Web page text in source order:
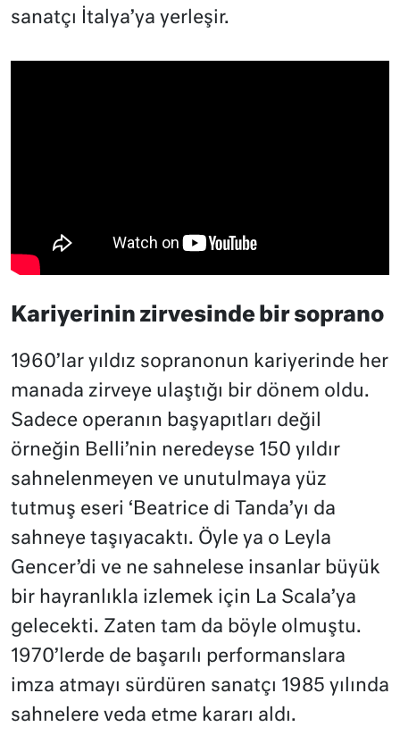
sanatçı İtalya’ya yerleşir.
Kariyerinin zirvesinde bir soprano
1960’lar yıldız sopranonun kariyerinde her
manada zirveye ulaştığı bir dönem oldu.
Sadece operanın başyapıtları değil
örneğin Belli’nin neredeyse 150 yıldır
sahnelenmeyen ve unutulmaya yüz
tutmuş eseri ‘Beatrice di Tanda’yı da
sahneye taşıyacaktı. Öyle ya o Leyla
Gencer’di ve ne sahnelese insanlar büyük
bir hayranlıkla izlemek için La Scala’ya
gelecekti. Zaten tam da böyle olmuştu.
1970’lerde de başarılı performanslara
imza atmayı sürdüren sanatçı 1985 yılında
sahnelere veda etme kararı aldı.